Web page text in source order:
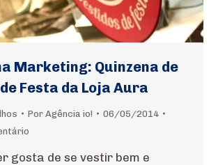
Marketing: Quinzena de
Festa da Loja Aura
Por Agência io!
06/05/2014
gosta de se vestir bem e